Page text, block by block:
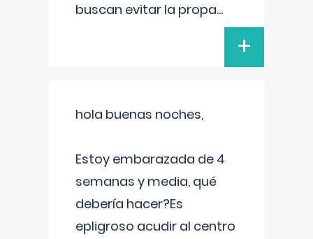
buscan evitar la propa...
+
hola buenas noches,
Estoy embarazada de 4
semanas y media, qué
debería hacer?Es
epligroso acudir al centro